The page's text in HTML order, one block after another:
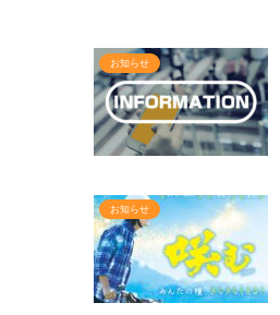
お知らせ
お知らせ